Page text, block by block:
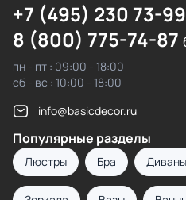
+7 (495) 230 73-99
8 (800) 775-74-87
пн - пт : 09:00 - 18:00
сб - вс : 10:00 - 18:00
info@basicdecor.ru
Популярные разделы
Люстры Бра Диваны